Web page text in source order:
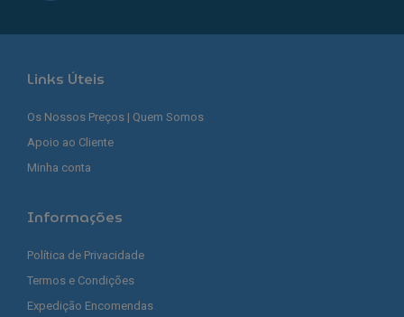
Links Úteis
Os Nossos Preços | Quem Somos
Apoio ao Cliente
Minha conta
Informações
Política de Privacidade
Termos e Condições
Expedição Encomendas